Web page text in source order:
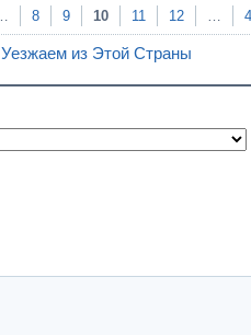
8 9 10 11 12
Уезжаем из Этой Страны